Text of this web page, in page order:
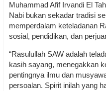
Muhammad Afif Irvandi El
Nabi bukan sekadar tradisi
memperdalam keteladanan
sosial, pendidikan, dan
“Rasulullah SAW adalah
kasih sayang, menegakkan
pentingnya ilmu dan
persoalan. Spirit inilah yang